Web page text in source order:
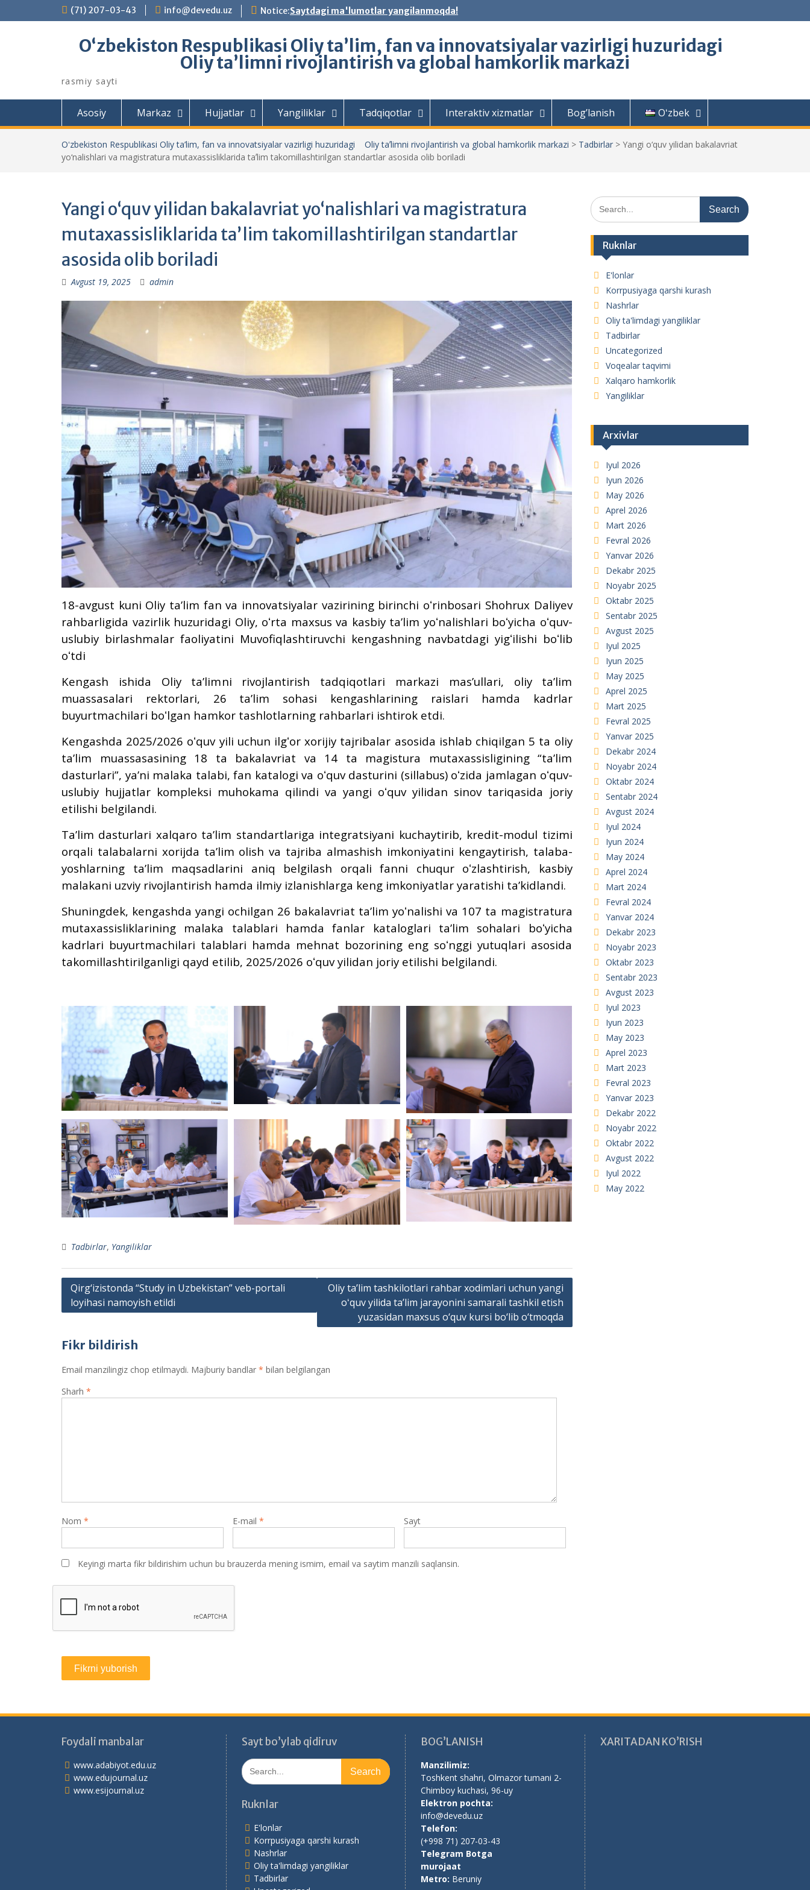
to
(71) 207-03-43 info@devedu.uz Notice:Saytdagi ma'lumotlar yangilanmoqda!
Oʻzbekiston Respublikasi Oliy ta’lim, fan va innovatsiyalar vazirligi huzuridagi
Oliy taʼlimni rivojlantirish va global hamkorlik markazi
rasmiy sayti
Asosiy Markaz Hujjatlar Yangiliklar Tadqiqotlar Interaktiv xizmatlar Bog’lanish Oʻzbek
Oʻzbekiston Respublikasi Oliy ta’lim, fan va innovatsiyalar vazirligi huzuridagi Oliy taʼlimni rivojlantirish va global hamkorlik markazi > Tadbirlar > Yangi o‘quv yilidan bakalavriat
yo‘nalishlari va magistratura mutaxassisliklarida taʼlim takomillashtirilgan standartlar asosida olib boriladi
Yangi o‘quv yilidan bakalavriat yo‘nalishlari va magistratura
mutaxassisliklarida taʼlim takomillashtirilgan standartlar
asosida olib boriladi
Avgust 19, 2025 admin
18-avgust kuni Oliy taʼlim fan va innovatsiyalar vazirining birinchi oʻrinbosari Shohrux Daliyev
rahbarligida vazirlik huzuridagi Oliy, oʻrta maxsus va kasbiy taʼlim yoʻnalishlari boʻyicha oʻquv-
uslubiy birlashmalar faoliyatini Muvofiqlashtiruvchi kengashning navbatdagi yigʻilishi boʻlib
oʻtdi
Kengash ishida Oliy taʼlimni rivojlantirish tadqiqotlari markazi mas’ullari, oliy taʼlim
muassasalari rektorlari, 26 taʼlim sohasi kengashlarining raislari hamda kadrlar
buyurtmachilari boʻlgan hamkor tashlotlarning rahbarlari ishtirok etdi.
Kengashda 2025/2026 oʻquv yili uchun ilgʻor xorijiy tajribalar asosida ishlab chiqilgan 5 ta oliy
taʼlim muassasasining 18 ta bakalavriat va 14 ta magistura mutaxassisligining “taʼlim
dasturlari”, yaʼni malaka talabi, fan katalogi va oʻquv dasturini (sillabus) oʻzida jamlagan oʻquv-
uslubiy hujjatlar kompleksi muhokama qilindi va yangi oʻquv yilidan sinov tariqasida joriy
etilishi belgilandi.
Taʼlim dasturlari xalqaro taʼlim standartlariga integratsiyani kuchaytirib, kredit-modul tizimi
orqali talabalarni xorijda taʼlim olish va tajriba almashish imkoniyatini kengaytirish, talaba-
yoshlarning taʼlim maqsadlarini aniq belgilash orqali fanni chuqur oʻzlashtirish, kasbiy
malakani uzviy rivojlantirish hamda ilmiy izlanishlarga keng imkoniyatlar yaratishi taʼkidlandi.
Shuningdek, kengashda yangi ochilgan 26 bakalavriat taʼlim yoʻnalishi va 107 ta magistratura
mutaxassisliklarining malaka talablari hamda fanlar kataloglari taʼlim sohalari boʻyicha
kadrlari buyurtmachilari talablari hamda mehnat bozorining eng soʻnggi yutuqlari asosida
takomillashtirilganligi qayd etilib, 2025/2026 oʻquv yilidan joriy etilishi belgilandi.
Tadbirlar, Yangiliklar
Post
menyusi
Qirg‘izistonda “Study in Uzbekistan” veb-portali
loyihasi namoyish etildi
Oliy ta’lim tashkilotlari rahbar xodimlari uchun yangi
oʻquv yilida ta’lim jarayonini samarali tashkil etish
yuzasidan maxsus o‘quv kursi bo‘lib o‘tmoqda
Fikr bildirish
Email manzilingiz chop etilmaydi. Majburiy bandlar * bilan belgilangan
Sharh *
Nom * E-mail * Sayt
Keyingi marta fikr bildirishim uchun bu brauzerda mening ismim, email va saytim manzili saqlansin.
Search
for:
Ruknlar
E'lonlar
Korrpusiyaga qarshi kurash
Nashrlar
Oliy ta'limdagi yangiliklar
Tadbirlar
Uncategorized
Voqealar taqvimi
Xalqaro hamkorlik
Yangiliklar
Arxivlar
Iyul 2026
Iyun 2026
May 2026
Aprel 2026
Mart 2026
Fevral 2026
Yanvar 2026
Dekabr 2025
Noyabr 2025
Oktabr 2025
Sentabr 2025
Avgust 2025
Iyul 2025
Iyun 2025
May 2025
Aprel 2025
Mart 2025
Fevral 2025
Yanvar 2025
Dekabr 2024
Noyabr 2024
Oktabr 2024
Sentabr 2024
Avgust 2024
Iyul 2024
Iyun 2024
May 2024
Aprel 2024
Mart 2024
Fevral 2024
Yanvar 2024
Dekabr 2023
Noyabr 2023
Oktabr 2023
Sentabr 2023
Avgust 2023
Iyul 2023
Iyun 2023
May 2023
Aprel 2023
Mart 2023
Fevral 2023
Yanvar 2023
Dekabr 2022
Noyabr 2022
Oktabr 2022
Avgust 2022
Iyul 2022
May 2022
Foydali manbalar
www.adabiyot.edu.uz
www.edujournal.uz
www.esijournal.uz
Sayt bo’ylab qidiruv
Search
for:
Ruknlar
E'lonlar
Korrpusiyaga qarshi kurash
Nashrlar
Oliy ta'limdagi yangiliklar
Tadbirlar
BOG’LANISH
Manzilimiz:
Toshkent shahri, Olmazor tumani 2-
Chimboy kuchasi, 96-uy
Elektron pochta:
info@devedu.uz
Telefon:
(+998 71) 207-03-43
Telegram Botga
murojaat
Metro: Beruniy
XARITADAN KO’RISH